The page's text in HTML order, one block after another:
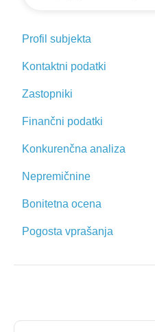
Profil subjekta
Kontaktni podatki
Zastopniki
Finančni podatki
Konkurenčna analiza
Nepremičnine
Bonitetna ocena
Pogosta vprašanja